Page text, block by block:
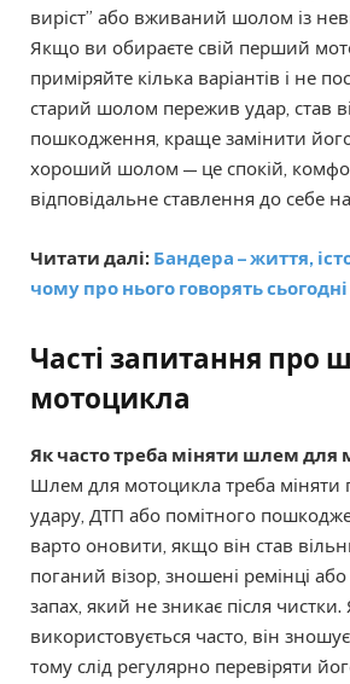
виріст” або вживаний шолом із
Якщо ви обираєте свій перший
приміряйте кілька варіантів і не
старий шолом пережив удар, став
пошкодження, краще замінити
хороший шолом — це спокій,
відповідальне ставлення до себе
Читати далі: Бандера – життя,
чому про нього говорять сьогодні
Часті запитання про
мотоцикла
Як часто треба міняти шлем для
Шлем для мотоцикла треба міняти
удару, ДТП або помітного
варто оновити, якщо він став
поганий візор, зношені ремінці
запах, який не зникає після
використовується часто, він
тому слід регулярно перевіряти